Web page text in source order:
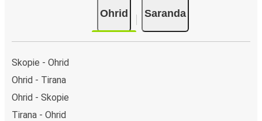
Ohrid Saranda
Skopie - Ohrid
Ohrid - Tirana
Ohrid - Skopie
Tirana - Ohrid